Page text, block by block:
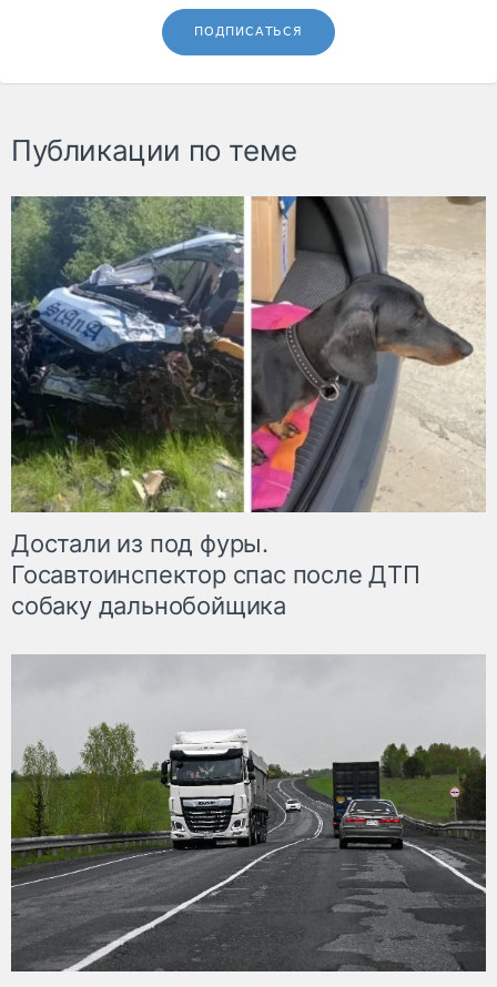
ПОДПИСАТЬСЯ
Публикации по теме
Достали из под фуры.
Госавтоинспектор спас после ДТП
собаку дальнобойщика